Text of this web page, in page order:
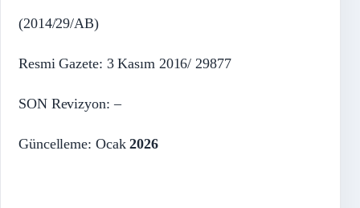
(2014/29/AB)
Resmi Gazete: 3 Kasım 2016/ 29877
SON Revizyon: –
Güncelleme: Ocak2026